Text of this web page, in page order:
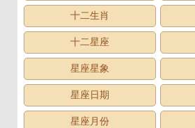
十二生肖
十二星座
星座星象
星座日期
星座月份